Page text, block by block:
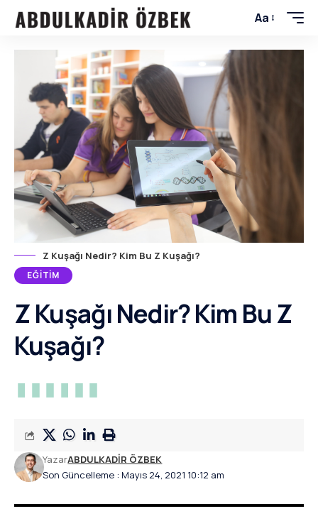
Aa
EĞITIM
Z Kuşağı Nedir? Kim Bu Z
Kuşağı?
Son Güncelleme : Mayıs 24, 2021 10:12 am
YazarABDULKADIR ÖZBEK
Z Kuşağı Nedir? Kim Bu Z Kuşağı?